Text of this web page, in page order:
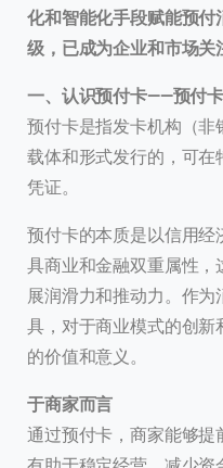
化和智能化手段赋能预
级，已成为企业和市场关
一、认识预付卡——预付
预付卡是指发卡机构（非
载体和形式发行的，可
凭证。
预付卡的本质是以信用
具商业和金融双重属性
展润滑力和推动力。作
具，对于商业模式的创
的价值和意义。
于商家而言
通过预付卡，商家能够提